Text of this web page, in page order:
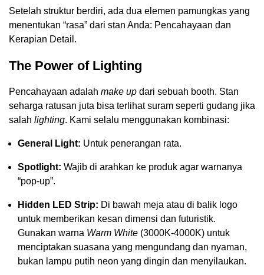
Setelah struktur berdiri, ada dua elemen pamungkas yang
menentukan “rasa” dari stan Anda: Pencahayaan dan
Kerapian Detail.
The Power of Lighting
Pencahayaan adalah make up dari sebuah booth. Stan
seharga ratusan juta bisa terlihat suram seperti gudang jika
salah lighting. Kami selalu menggunakan kombinasi:
General Light: Untuk penerangan rata.
Spotlight: Wajib di arahkan ke produk agar warnanya
“pop-up”.
Hidden LED Strip: Di bawah meja atau di balik logo
untuk memberikan kesan dimensi dan futuristik.
Gunakan warna Warm White (3000K-4000K) untuk
menciptakan suasana yang mengundang dan nyaman,
bukan lampu putih neon yang dingin dan menyilaukan.